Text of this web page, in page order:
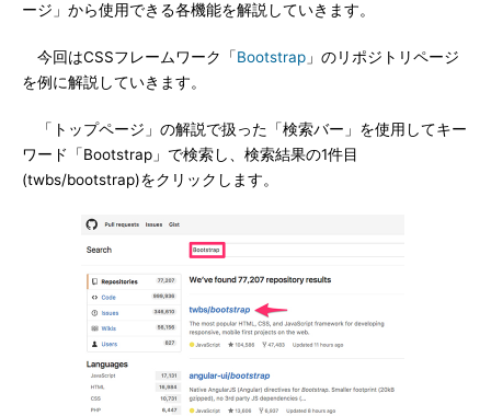
ージ」から使用できる各機能を解説していきます。
今回はCSSフレームワーク「Bootstrap 」のリポジトリページ
を例に解説していきます。
「トップページ」の解説で扱った「検索バー」を使用してキー
ワード「Bootstrap」で検索し、検索結果の1件目
(twbs/bootstrap)をクリックします。